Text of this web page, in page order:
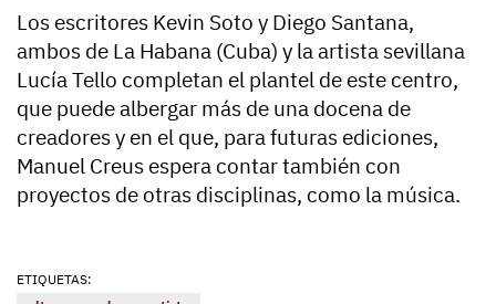
Los escritores Kevin Soto y Diego Santana,
ambos de La Habana (Cuba) y la artista sevillana
Lucía Tello completan el plantel de este centro,
que puede albergar más de una docena de
creadores y en el que, para futuras ediciones,
Manuel Creus espera contar también con
proyectos de otras disciplinas, como la música.
ETIQUETAS: